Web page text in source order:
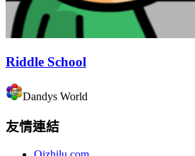
Riddle School
Dandys World
友情連結